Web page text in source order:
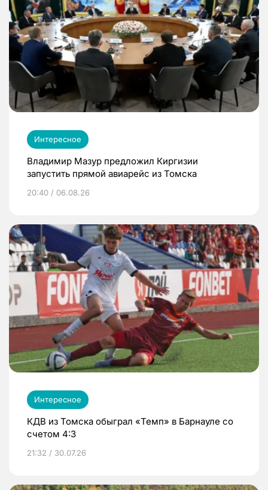
Интересное
Владимир Мазур предложил Киргизии
запустить прямой авиарейс из Томска
20:40 / 06.08.26
Интересное
КДВ из Томска обыграл «Темп» в Барнауле со
счетом 4:3
21:32 / 30.07.26